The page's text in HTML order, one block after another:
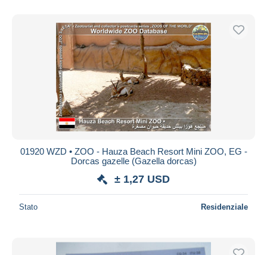
01920 WZD • ZOO - Hauza Beach Resort Mini ZOO, EG -
Dorcas gazelle (Gazella dorcas)
± 1,27 USD
Stato Residenziale